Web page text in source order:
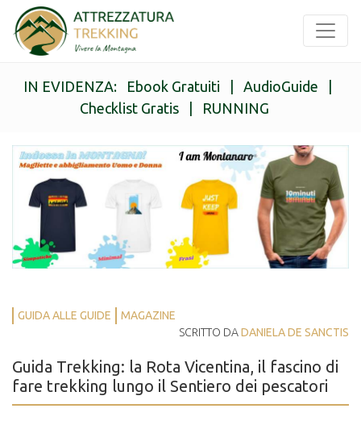
IN EVIDENZA: Ebook Gratuiti AudioGuide
Checklist Gratis| RUNNING
GUIDA ALLE GUIDE
MAGAZINE
SCRITTO DADANIELA DE SANCTIS
Guida Trekking: la Rota Vicentina, il fascino di
fare trekking lungo il Sentiero dei pescatori